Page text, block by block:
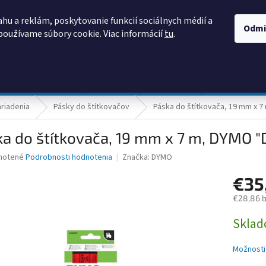
a reklám, poskytovanie funkcií sociálnych médií a
súbory cookie. Viac informáciítu.
Pásky do štítkovačov Páska do štítkovača, 19 mm x 7
do štítkovača, 19 mm x 7 m, DYMO
Podrobnosti hodnotenia Značka: DYMO
€28,86
cena: